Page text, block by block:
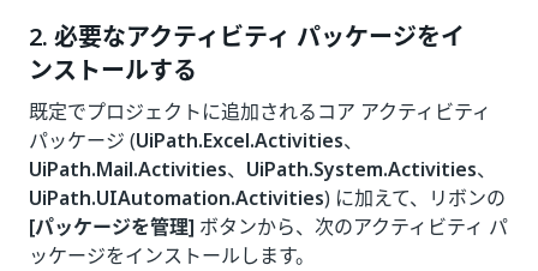
2. 必要なアクティビティ パッケージをイ
ンストールする
既定でプロジェクトに追加されるコア アクティビティ
パッケージ (UiPath.Excel.Activities、
UiPath.Mail.Activities、 UiPath.System.Activities、
UiPath.UIAutomation.Activities) に加えて、リボンの
[パッケージを管理] ボタンから、次のアクティビティ パ
ッケージをインストールします。